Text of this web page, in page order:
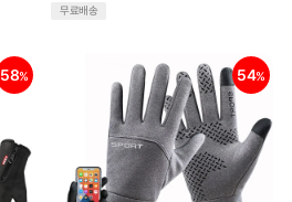
무료배송
58% 54%